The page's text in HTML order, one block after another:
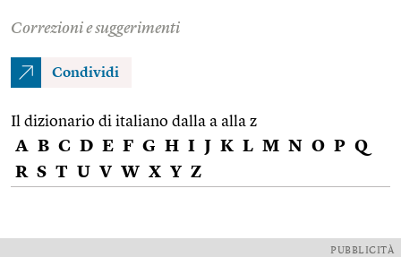
Correzioni e suggerimenti
Condividi
Il dizionario di italiano dalla a alla z
A B C D E F G H I J K L M N O P Q
R S T U V W X Y Z
PUBBLICITÀ